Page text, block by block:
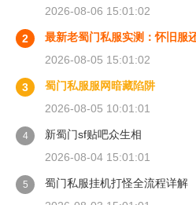
2026-08-06 15:01:02
2
最新老蜀门私服实测：怀旧服
2026-08-05 15:01:02
3
蜀门私服服网暗藏陷阱
2026-08-05 10:01:01
4
新蜀门sf贴吧众生相
2026-08-04 15:01:01
5
蜀门私服挂机打怪全流程详解